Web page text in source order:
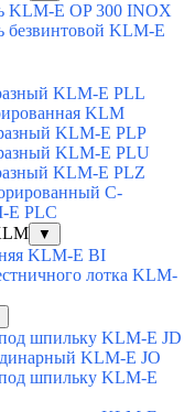
KLM-E OP 300 INOX
безвинтовой KLM-E
KLM-E PLL
KLM
KLM-E PLP
KLM-E PLU
KLM-E PLZ
C-
E PLC
▼
KLM-E BI
лотка KLM-
шпильку KLM-E JD
KLM-E JO
шпильку KLM-E